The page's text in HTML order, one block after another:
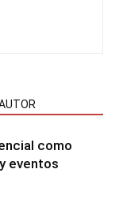
como
eventos